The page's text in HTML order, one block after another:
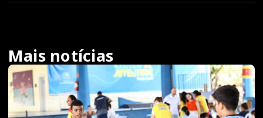
Mais notícias